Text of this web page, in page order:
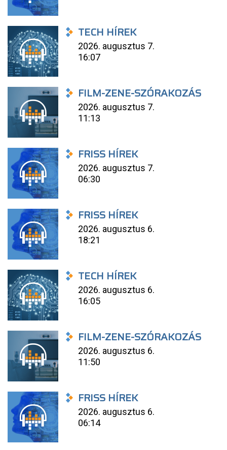
TECH HÍREK
2026. augusztus 7.
16:07
FILM-ZENE-SZÓRAKOZÁS
2026. augusztus 7.
11:13
FRISS HÍREK
2026. augusztus 7.
06:30
FRISS HÍREK
2026. augusztus 6.
18:21
TECH HÍREK
2026. augusztus 6.
16:05
FILM-ZENE-SZÓRAKOZÁS
2026. augusztus 6.
11:50
FRISS HÍREK
2026. augusztus 6.
06:14